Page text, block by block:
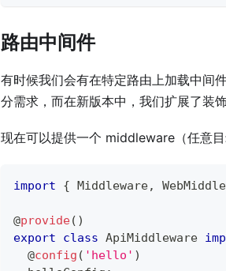
路由中间件
有时候我们会有在特定路由上加载中间
分需求，而在新版本中，我们扩展了装
现在可以提供一个 middleware（任意
import { Middleware,
@provide( )
export
class ApiMiddleware
@config ( 'hello' )